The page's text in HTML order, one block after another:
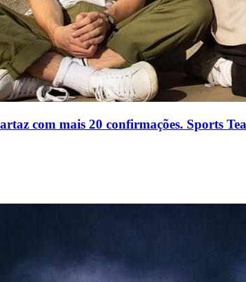
com mais 20 confirmações. Sports